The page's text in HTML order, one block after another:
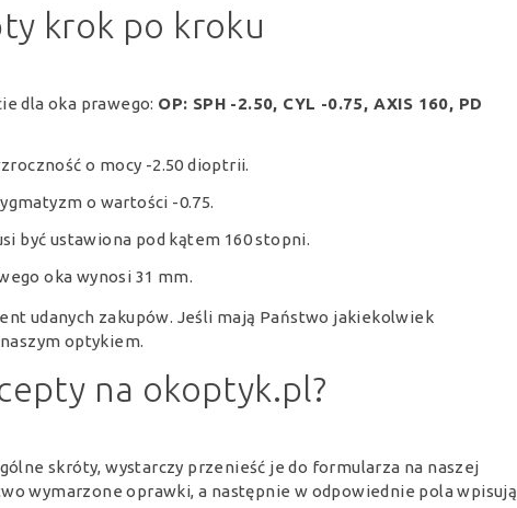
krok po kroku
dla oka prawego: OP: SPH -2.50, CYL -0.75, AXIS 160, PD
o mocy -2.50 dioptrii.
o wartości -0.75.
być ustawiona pod kątem 160 stopni.
oka wynosi 31 mm.
udanych zakupów. Jeśli mają Państwo jakiekolwiek
optykiem.
na okoptyk.pl?
skróty, wystarczy przenieść je do formularza na naszej
wymarzone oprawki, a następnie w odpowiednie pola wpisują